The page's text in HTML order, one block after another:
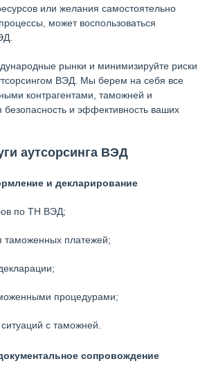
или желания самостоятельно
может воспользоваться
рынки и минимизируйте риски
ВЭД. Мы берем на себя все
контрагентами, таможней и
безопасность и эффективность ваших
аутсорсинга ВЭД
и декларирование
по ТН ВЭД;
таможенных платежей;
процедурами;
с таможней.
сопровождение